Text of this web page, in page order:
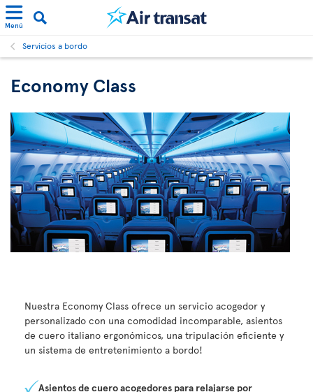
Menú
Servicios a bordo
Economy Class
Nuestra Economy Class ofrece un servicio acogedor y
personalizado con una comodidad incomparable, asientos
de cuero italiano ergonómicos, una tripulación eficiente y
un sistema de entretenimiento a bordo!
Asientos de cuero acogedores para relajarse por